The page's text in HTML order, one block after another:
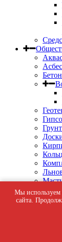
Мы используем
сайта.